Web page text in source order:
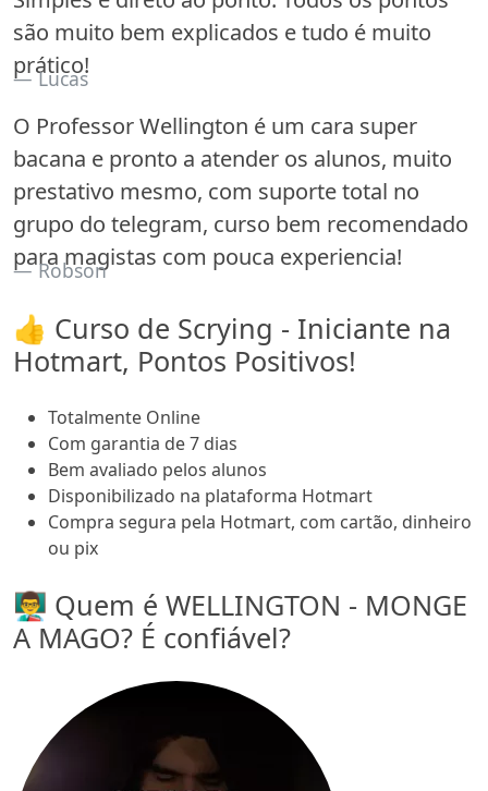
são muito bem explicados e tudo é muito
prático!
Lucas
O Professor Wellington é um cara super
bacana e pronto a atender os alunos, muito
prestativo mesmo, com suporte total no
grupo do telegram, curso bem recomendado
para magistas com pouca experiencia!
Robson
👍 Curso de Scrying - Iniciante na
Hotmart, Pontos Positivos!
Totalmente Online
Com garantia de 7 dias
Bem avaliado pelos alunos
Disponibilizado na plataforma Hotmart
Compra segura pela Hotmart, com cartão, dinheiro
ou pix
👨‍🏫 Quem é WELLINGTON - MONGE
A MAGO? É confiável?